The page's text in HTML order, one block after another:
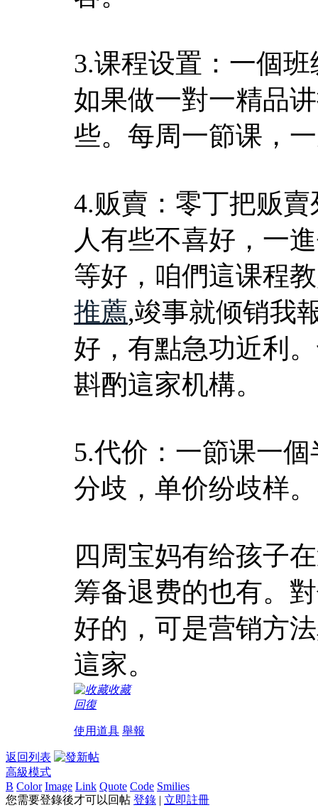
3.课程设置：一個
如果做一對一精品
些。每周一節课，
4.贩賣：零丁把贩
人有些不喜好，一
等好，咱們這课程
推薦,竣事就倾销我
好，有點急功近利
斟酌這家机構。
5.代价：一節课一
分歧，单价纷歧样。
四周宝妈有给孩子
筹备退费的也有。
好的，可是营销方
這家。
收藏
回復
使用道具 舉報
返回列表
高級模式
B Color Image Link Quote Code Smilies
您需要登錄後才可以回帖 登錄 | 立即註冊